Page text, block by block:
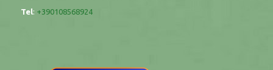
Tel: +390108568924